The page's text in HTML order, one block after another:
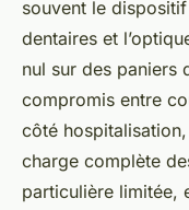
souvent le
dentaires et
nul sur des paniers
compromis entre
côté
charge complète
particulière limitée,